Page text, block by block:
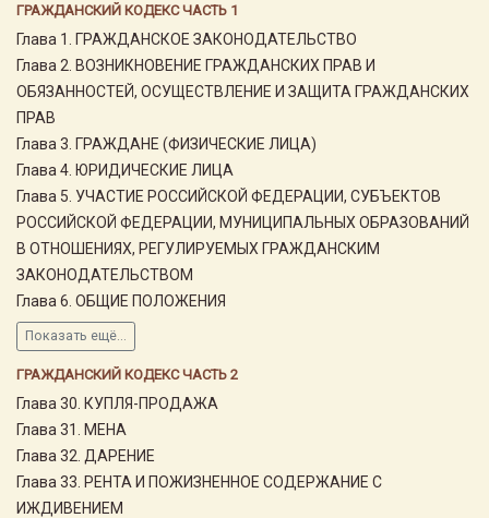
ГРАЖДАНСКИЙ КОДЕКС ЧАСТЬ 1
Глава 1. ГРАЖДАНСКОЕ ЗАКОНОДАТЕЛЬСТВО
Глава 2. ВОЗНИКНОВЕНИЕ ГРАЖДАНСКИХ ПРАВ И
ОБЯЗАННОСТЕЙ, ОСУЩЕСТВЛЕНИЕ И ЗАЩИТА ГРАЖДАНСКИХ
ПРАВ
Глава 3. ГРАЖДАНЕ (ФИЗИЧЕСКИЕ ЛИЦА)
Глава 4. ЮРИДИЧЕСКИЕ ЛИЦА
Глава 5. УЧАСТИЕ РОССИЙСКОЙ ФЕДЕРАЦИИ, СУБЪЕКТОВ
РОССИЙСКОЙ ФЕДЕРАЦИИ, МУНИЦИПАЛЬНЫХ ОБРАЗОВАНИЙ
В ОТНОШЕНИЯХ, РЕГУЛИРУЕМЫХ ГРАЖДАНСКИМ
ЗАКОНОДАТЕЛЬСТВОМ
Глава 6. ОБЩИЕ ПОЛОЖЕНИЯ
Показать ещё...
ГРАЖДАНСКИЙ КОДЕКС ЧАСТЬ 2
Глава 30. КУПЛЯ-ПРОДАЖА
Глава 31. МЕНА
Глава 32. ДАРЕНИЕ
Глава 33. РЕНТА И ПОЖИЗНЕННОЕ СОДЕРЖАНИЕ С
ИЖДИВЕНИЕМ